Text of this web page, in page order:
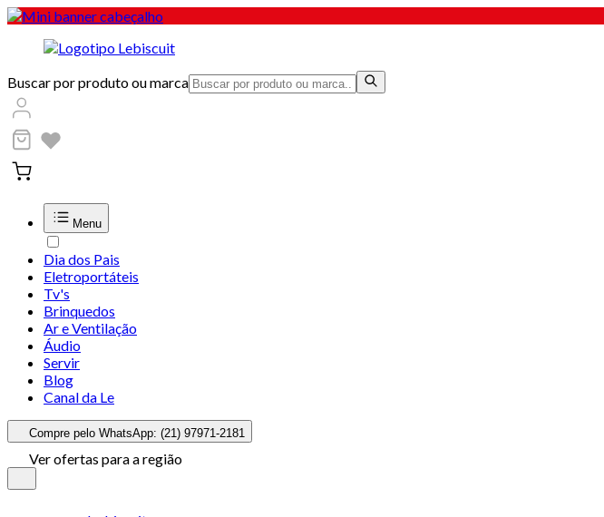
Buscar por produto ou marca
Menu
Dia dos Pais
Eletroportáteis
Tv's
Brinquedos
Ar e Ventilação
Áudio
Servir
Blog
Canal da Le
Compre pelo WhatsApp: (21) 97971-2181
Ver ofertas para a região